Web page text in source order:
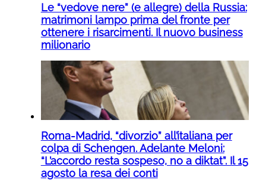
Le “vedove nere” (e allegre) della Russia:
matrimoni lampo prima del fronte per
ottenere i risarcimenti. Il nuovo business
milionario
Roma-Madrid, “divorzio” all’italiana per
colpa di Schengen. Adelante Meloni:
“L’accordo resta sospeso, no a diktat”. Il 15
agosto la resa dei conti